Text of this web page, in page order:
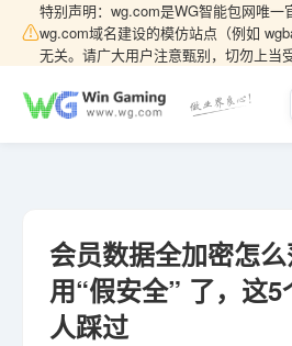
⚠
特别声明：wg.com是WG智能包网唯一
wg.com域名建设的模仿站点（例如
无关。请广大用户注意甄别，切勿上当
会员数据全加密怎
用“假安全” 了，这
人踩过